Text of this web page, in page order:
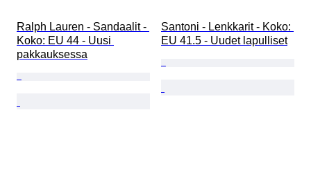
Ralph Lauren - Sandaalit -
Koko: EU 44 - Uusi
pakkauksessa
Santoni - Lenkkarit - Koko:
EU 41.5 - Uudet lapulliset